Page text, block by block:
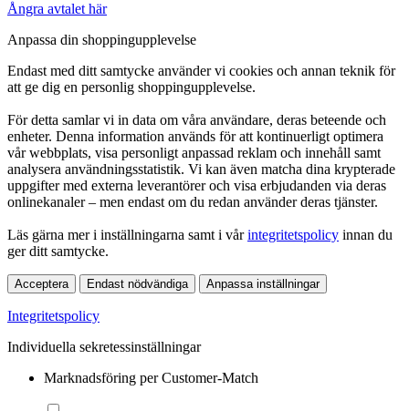
Ångra avtalet här
Anpassa din shoppingupplevelse
Endast med ditt samtycke använder vi cookies och annan teknik för
att ge dig en personlig shoppingupplevelse.
För detta samlar vi in data om våra användare, deras beteende och
enheter. Denna information används för att kontinuerligt optimera
vår webbplats, visa personligt anpassad reklam och innehåll samt
analysera användningsstatistik. Vi kan även matcha dina krypterade
uppgifter med externa leverantörer och visa erbjudanden via deras
onlinekanaler – men endast om du redan använder deras tjänster.
Läs gärna mer i inställningarna samt i vårintegritetspolicy innan du
ger ditt samtycke.
Acceptera Endast nödvändiga Anpassa inställningar
Integritetspolicy
Individuella sekretessinställningar
Marknadsföring per Customer-Match